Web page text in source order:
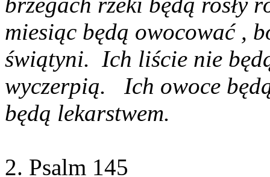
miesiąc będą owocować ,
świątyni. Ich liście nie
wyczerpią. Ich owoce
będą lekarstwem.
2. Psalm 145